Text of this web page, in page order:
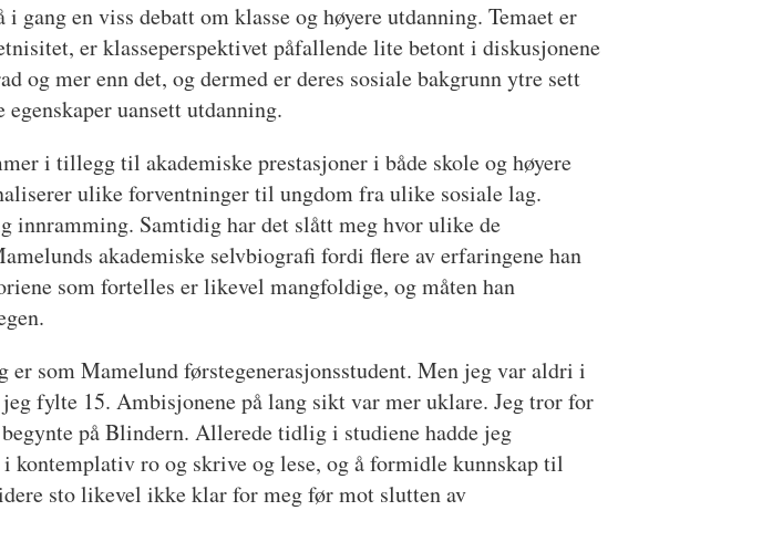
i gang en viss debatt om klasse og høyere utdanning. Temaet er
er klasseperspektivet påfallende lite betont i diskusjonene
og mer enn det, og dermed er deres sosiale bakgrunn ytre sett
uansett utdanning.
i tillegg til akademiske prestasjoner i både skole og høyere
ulike forventninger til ungdom fra ulike sosiale lag.
innramming. Samtidig har det slått meg hvor ulike de
akademiske selvbiografi fordi flere av erfaringene han
som fortelles er likevel mangfoldige, og måten han
som Mamelund førstegenerasjonsstudent. Men jeg var aldri i
fylte 15. Ambisjonene på lang sikt var mer uklare. Jeg tror for
på Blindern. Allerede tidlig i studiene hadde jeg
ro og skrive og lese, og å formidle kunnskap til
sto likevel ikke klar for meg før mot slutten av